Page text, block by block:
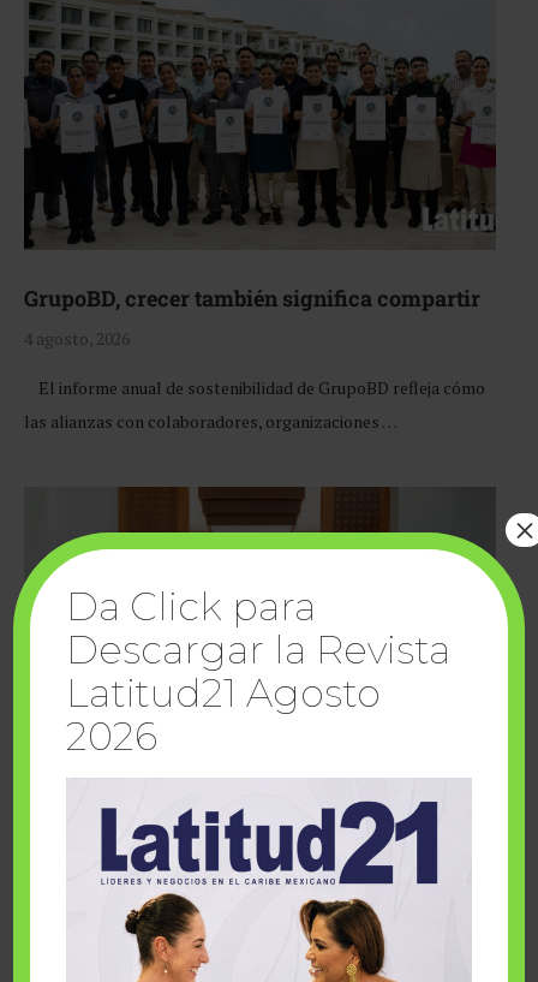
GrupoBD, crecer también significa compartir
4 agosto, 2026
El informe anual de sostenibilidad de GrupoBD refleja cómo
las alianzas con colaboradores, organizaciones …
Cuando la solidaridad inspira; cumplen
sueños Fairmont Mayakoba y Make-A-Wish
Da Click para
Descargar la Revista
Latitud21 Agosto
2026
×